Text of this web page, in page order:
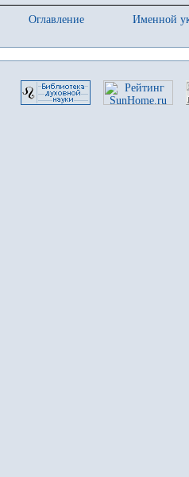
Оглавление
Именной